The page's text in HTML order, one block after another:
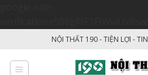
content
NỘI THẤT 190 - TIỆN LỢI -